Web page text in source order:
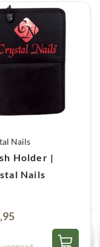
Nails
Holder |
Nails